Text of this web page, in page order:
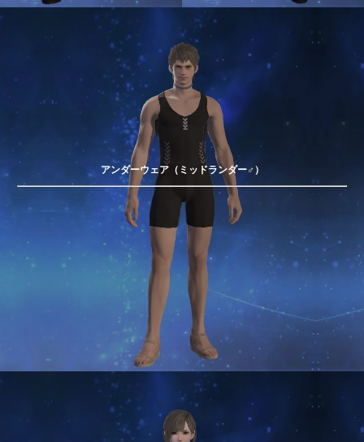
アンダーウェア（ミッドランダー♂）